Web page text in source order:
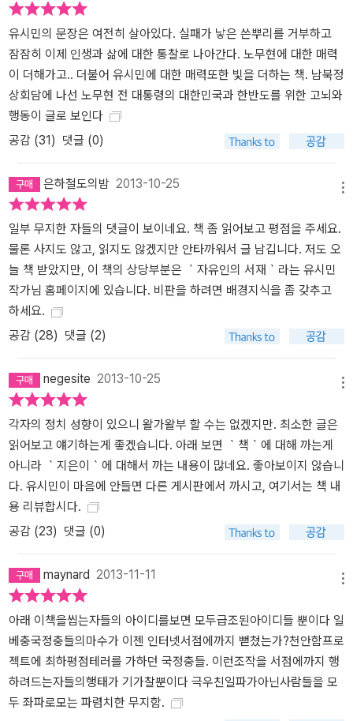
유시민의 문장은 여전히 살아있다. 실패가 낳은 쓴뿌리를 거부하고
잠잠히 이제 인생과 삶에 대한 통찰로 나아간다. 노무현에 대한 매력
이 더해가고.. 더불어 유시민에 대한 매력또한 빛을 더하는 책. 남북정
상회담에 나선 노무현 전 대통령의 대한민국과 한반도를 위한 고뇌와
행동이 글로 보인다
공감 (31) 댓글 (0)
은하철도의밤 2013-10-25
일부 무지한 자들의 댓글이 보이네요. 책 좀 읽어보고 평점을 주세요.
물론 사지도 않고, 읽지도 않겠지만 안타까워서 글 남깁니다. 저도 오
늘 책 받았지만, 이 책의 상당부분은 ｀자유인의 서재｀라는 유시민
작가님 홈페이지에 있습니다. 비판을 하려면 배경지식을 좀 갖추고
하세요.
공감 (28) 댓글 (2)
negesite 2013-10-25
각자의 정치 성향이 있으니 왈가왈부 할 수는 없겠지만. 최소한 글은
읽어보고 얘기하는게 좋겠습니다. 아래 보면 ｀책｀에 대해 까는게
아니라 ｀지은이｀에 대해서 까는 내용이 많네요. 좋아보이지 않습니
다. 유시민이 마음에 안들면 다른 게시판에서 까시고, 여기서는 책 내
용 리뷰합시다.
공감 (23) 댓글 (0)
maynard 2013-11-11
아래 이책을씹는자들의 아이디를보면 모두급조된아이디들 뿐이다 일
베충국정충들의마수가 이젠 인터넷서점에까지 뻗쳤는가?천안함프로
젝트에 최하평점테러를 가하던 국정충들. 이런조작을 서점에까지 행
하려드는자들의행태가 기가찰뿐이다 극우친일파가아닌사람들을 모
두 좌파로모는 파렴치한 무지함.